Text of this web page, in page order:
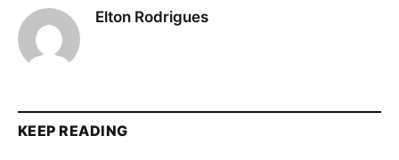
Elton Rodrigues
KEEP READING